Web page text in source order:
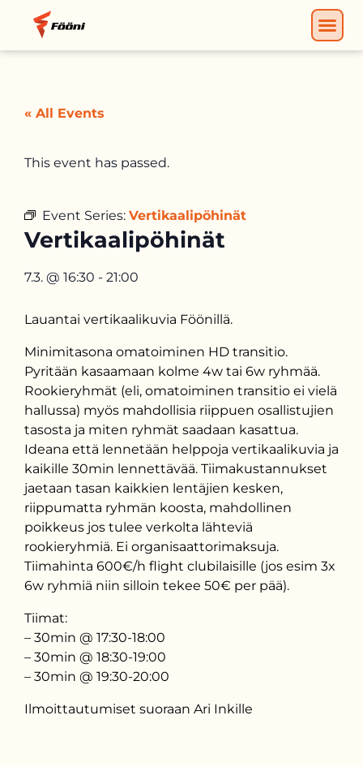
« All Events
This event has passed.
Event Series: Vertikaalipöhinät
Vertikaalipöhinät
7.3. @ 16:30 - 21:00
Lauantai vertikaalikuvia Föönillä.
Minimitasona omatoiminen HD transitio.
Pyritään kasaamaan kolme 4w tai 6w ryhmää.
Rookieryhmät (eli, omatoiminen transitio ei vielä
hallussa) myös mahdollisia riippuen osallistujien
tasosta ja miten ryhmät saadaan kasattua.
Ideana että lennetään helppoja vertikaalikuvia ja
kaikille 30min lennettävää. Tiimakustannukset
jaetaan tasan kaikkien lentäjien kesken,
riippumatta ryhmän koosta, mahdollinen
poikkeus jos tulee verkolta lähteviä
rookieryhmiä. Ei organisaattorimaksuja.
Tiimahinta 600€/h flight clubilaisille (jos esim 3x
6w ryhmiä niin silloin tekee 50€ per pää).
Tiimat:
– 30min @ 17:30-18:00
– 30min @ 18:30-19:00
– 30min @ 19:30-20:00
Ilmoittautumiset suoraan Ari Inkille